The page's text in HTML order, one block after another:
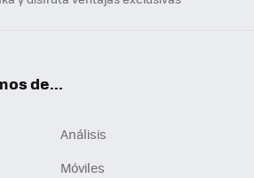
de...
Análisis
Móviles